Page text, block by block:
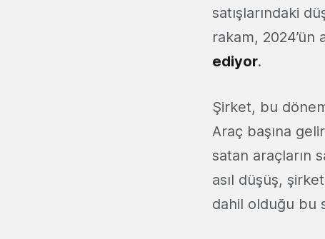
satışlarındaki
rakam, 2024’ün
ediyor.
Şirket, bu
Araç başına gelir
satan araçların
asıl düşüş,
dahil olduğu bu